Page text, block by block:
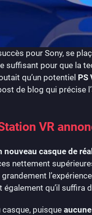
pour Sony, se
suffisant pour que la
qu’un potentiel PS
de blog qui précise
VR
nouveau casque de
nettement
qu’il suffira
casque, puisque